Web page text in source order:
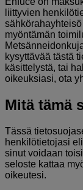
liittyvien
myöntämän
kysyttävää tästä
käsittelystä, tai
oikeuksiasi, ota
Mitä tämä
Tässä
henkilötietojasi
sinut voidaan
seloste kattaa
oikeutesi.